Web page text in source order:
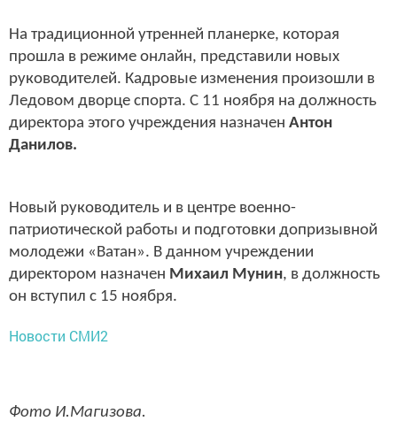
На традиционной утренней планерке, которая
прошла в режиме онлайн, представили новых
руководителей. Кадровые изменения произошли в
Ледовом дворце спорта. С 11 ноября на должность
директора этого учреждения назначен Антон
Данилов.
Новый руководитель и в центре военно-
патриотической работы и подготовки допризывной
молодежи «Ватан». В данном учреждении
директором назначен Михаил Мунин, в должность
он вступил с 15 ноября.
Новости СМИ2
Фото И.Магизова.